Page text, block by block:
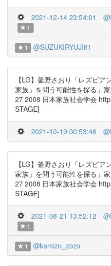
2021-12-14 23:54:01
1
1 @SUZUKIRYUJI81
【LG】釜野さおり「レズビ
家族」を問う可能性を探る」
27 2008 日本家族社会学会
STAGE]
2021-10-19 00:53:46
【LG】釜野さおり「レズビ
家族」を問う可能性を探る」
27 2008 日本家族社会学会
STAGE]
2021-08-21 13:52:12
1
1 @kamizo_zozo